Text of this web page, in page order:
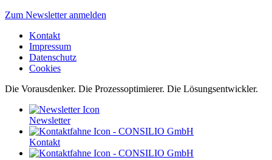
Zum Newsletter anmelden
Kontakt
Impressum
Datenschutz
Cookies
Die Vorausdenker. Die Prozessoptimierer. Die Lösungsentwickler.
Newsletter
Kontakt